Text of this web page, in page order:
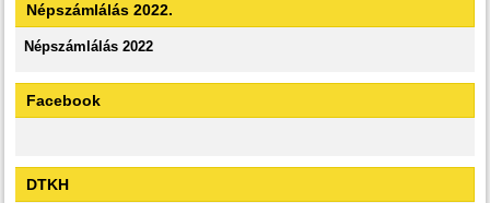
Népszámlálás 2022.
Népszámlálás 2022
Facebook
DTKH